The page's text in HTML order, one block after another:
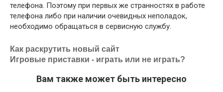
телефона. Поэтому при первых же странностях в работе
телефона либо при наличии очевидных неполадок,
необходимо обращаться в сервисную службу.
Как раскрутить новый сайт
Игровые приставки - играть или не играть?
Вам также может быть интересно